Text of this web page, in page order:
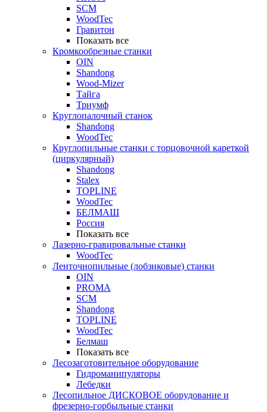
SCM
WoodTec
Гравитон
Показать все
Кромкообрезные станки
OIN
Shandong
Wood-Mizer
Тайга
Триумф
Круглопалочный станок
Shandong
WoodTec
Круглопильные станки с торцовочной кареткой
(циркулярный)
Shandong
Stalex
TOPLINE
WoodTec
БЕЛМАШ
Россия
Показать все
Лазерно-гравировальные станки
WoodTec
Ленточнопильные (лобзиковые) станки
OIN
PROMA
SCM
Shandong
TOPLINE
WoodTec
Белмаш
Показать все
Лесозаготовительное оборудование
Гидроманипуляторы
Лебедки
Лесопильное ДИСКОВОЕ оборудование и
фрезерно-горбыльные станки